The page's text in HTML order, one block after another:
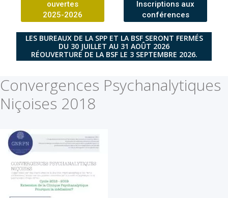
ouvertes
2025-2026
Inscriptions aux
conférences
LES BUREAUX DE LA SPP ET LA BSF SERONT FERMÉS
DU 30 JUILLET AU 31 AOÛT 2026
RÉOUVERTURE DE LA BSF LE 3 SEPTEMBRE 2026.
Convergences Psychanalytiques
Niçoises 2018